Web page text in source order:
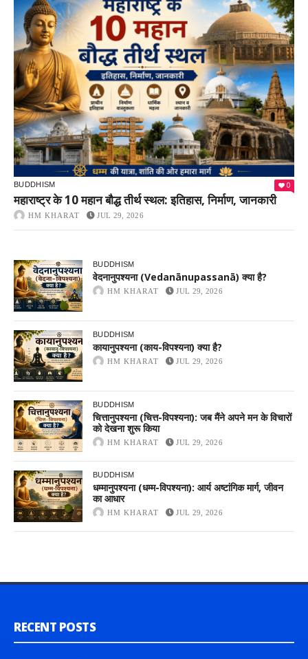
BUDDHISM 0
महाराष्ट्र के 10 महान बौद्ध तीर्थ स्थल: इतिहास, निर्माण, जानकारी
HM KHARAT JUL 29, 2026
BUDDHISM
वेदनानुपश्यना (Vedanānupassanā) क्या है?
HM KHARAT JUL 29, 2026
BUDDHISM
कायानुपश्यना (काय-विपश्यना) क्या है?
HM KHARAT JUL 29, 2026
BUDDHISM
चित्तानुपश्यना (चित्त-विपश्यना): जब मैंने अपने मन के विचारों
को देखना शुरू किया
HM KHARAT JUL 29, 2026
BUDDHISM
धम्मानुपश्यना (धम्म-विपश्यना): आर्य अष्टांगिक मार्ग, जीवन
का आधार
HM KHARAT JUL 29, 2026
RECENT POSTS